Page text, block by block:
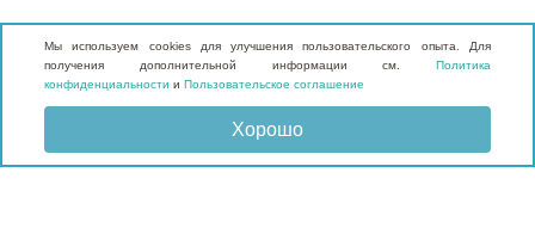
Мы используем cookies для улучшения пользовательского опыта. Для
получения дополнительной информации см. Политика
конфиденциальности и Пользовательское соглашение
Хорошо